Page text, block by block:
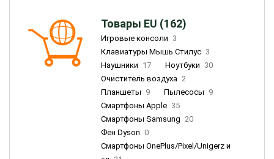
Товары EU (162)
Игровые консоли 3
Клавиатуры Мышь Стилус 3
Наушники 17 Ноутбуки 30
Очиститель воздуха 2
Планшеты 9 Пылесосы 9
Смартфоны Apple 35
Смартфоны Samsung 20
Фен Dyson 0
Смартфоны OnePlus/Pixel/Unigerz и